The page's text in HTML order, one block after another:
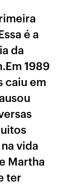
é a
da
1989
caiu em
vida
Martha
ter